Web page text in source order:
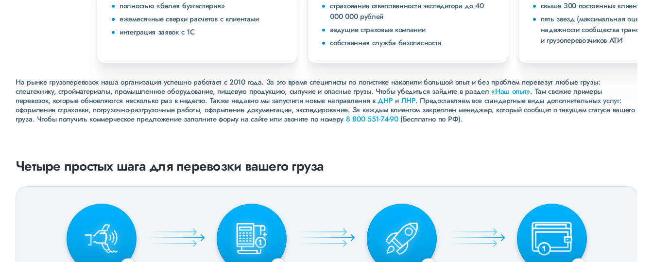
полностью «белая бухгалтерия»
ежемесячные сверки расчетов с клиентами
интеграция заявок с 1С
страхование ответственности экспедитора до 40
000 000 рублей
ведущие страховые компании
собственная служба безопасности
свыше 300 постоянных клиентов
пять звезд (максимальная оценка) в рейтинге
надежности сообщества транспортных компаний
и грузоперевозчиков АТИ
На рынке грузоперевозок наша организация успешно работает с 2010 года. За это время специлисты по логистике накопили большой опыт и без проблем перевезут любые грузы:
спецтехнику, стройматериалы, промышленное оборудование, пищевую продукцию, сыпучие и опасные грузы. Чтобы убедиться зайдите в раздел«Наш опыт». Там свежие примеры
перевозок, которые обновляются несколько раз в неделю. Также недавно мы запустили новые направления вДНР и ЛНР. Предоставляем все стандартные виды дополнительных услуг:
оформление страховки, погрузочно-разгрузочные работы, оформление документации, экспедирование. За каждым клиентом закреплен менеджер, который сообщит о текущем статусе вашего
груза. Чтобы получить коммерческое предложение заполните форму на сайте или звоните по номеру 8 800 551-74-90(Бесплатно по РФ).
Четыре простых шага для перевозки вашего груза